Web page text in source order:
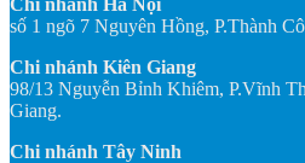
Chi nhánh Hà Nội
số 1 ngõ 7 Nguyên Hồng, P.Thành
Chi nhánh Kiên Giang
98/13 Nguyễn Bỉnh Khiêm, P.Vĩnh
Giang.
Chi nhánh Tây Ninh